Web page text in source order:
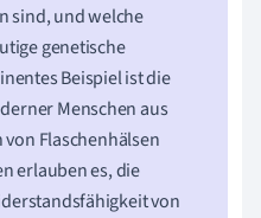
sind, und welche
genetische
Beispiel ist die
Menschen aus
Flaschenhälsen
erlauben es, die
von